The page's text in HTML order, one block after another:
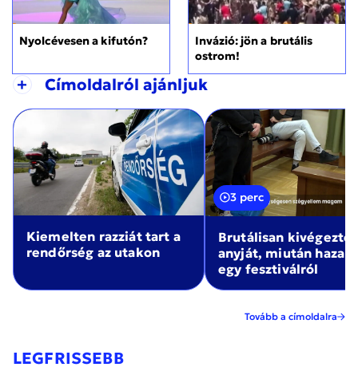
Nyolcévesen a kifutón?
Invázió: jön a brutális
ostrom!
+ Címoldalról ajánljuk
Kiemelten razziát tart a
rendőrség az utakon
3 perc
Brutálisan kivégezte
anyját, miután
egy fesztiválról
Tovább a címoldalra
LEGFRISSEBB